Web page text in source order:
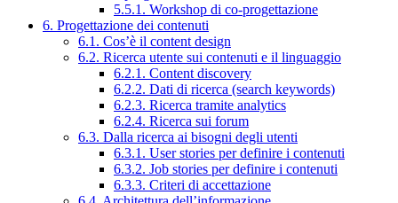
5.5.1. Workshop di co-progettazione
6. Progettazione dei contenuti
6.1. Cos’è il content design
6.2. Ricerca utente sui contenuti e il linguaggio
6.2.1. Content discovery
6.2.2. Dati di ricerca (search keywords)
6.2.3. Ricerca tramite analytics
6.2.4. Ricerca sui forum
6.3. Dalla ricerca ai bisogni degli utenti
6.3.1. User stories per definire i contenuti
6.3.2. Job stories per definire i contenuti
6.3.3. Criteri di accettazione